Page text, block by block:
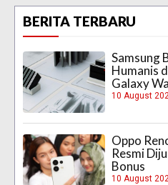
BERITA TERBARU
Samsung
Humanis
Galaxy
10 August
Oppo
Resmi
Bonus
10 August